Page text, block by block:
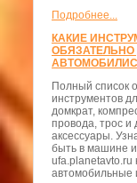
Подробнее...
КАКИЕ
Полный список
инструментов
домкрат,
провода, трос и
аксессуары.
быть в машине и
ufa.planetavto.ru
автомобильные